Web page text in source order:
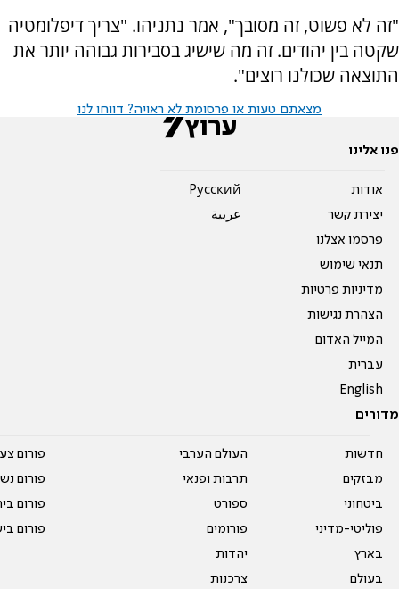
"זה לא פשוט, זה מסובך", אמר נתניהו. "צריך דיפלומטיה
שקטה בין יהודים. זה מה שישיג בסבירות גבוהה יותר את
התוצאה שכולנו רוצים".
מצאתם טעות או פרסומת לא ראויה? דווחו לנו
פנו אלינו
אודות
יצירת קשר
פרסמו אצלנו
תנאי שימוש
מדיניות פרטיות
הצהרת נגישות
המייל האדום
עברית
English
Pусский
عربية
מדורים
חדשות
מבזקים
ביטחוני
פוליטי-מדיני
בארץ
בעולם
העולם הערבי
תרבות ופנאי
ספורט
פורומים
יהדות
צרכנות
פורום
פורום
פורום
פורום